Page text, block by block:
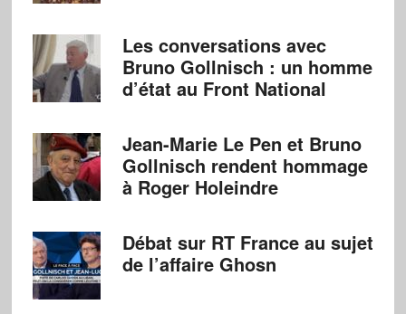
Les conversations avec
Bruno Gollnisch : un homme
d’état au Front National
Jean-Marie Le Pen et Bruno
Gollnisch rendent hommage
à Roger Holeindre
Débat sur RT France au sujet
de l’affaire Ghosn